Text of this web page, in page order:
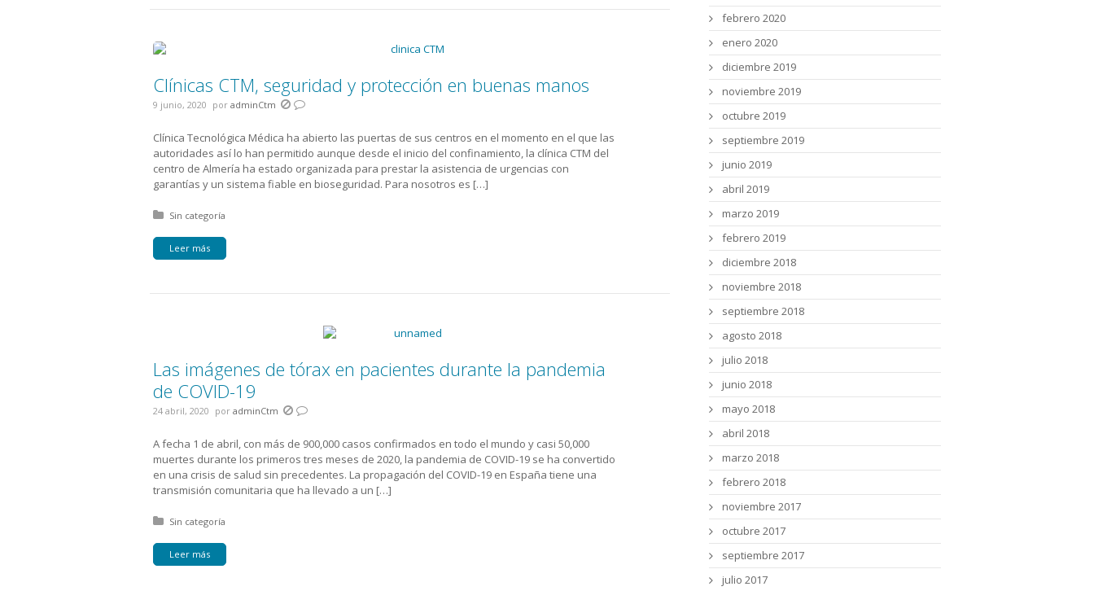
Clínicas CTM, seguridad y protección en buenas manos
9 junio, 2020 por adminCtm
Clínica Tecnológica Médica ha abierto las puertas de sus centros en el momento en el que las
autoridades así lo han permitido aunque desde el inicio del confinamiento, la clínica CTM del
centro de Almería ha estado organizada para prestar la asistencia de urgencias con
garantías y un sistema fiable en bioseguridad. Para nosotros es […]
Posted in:
Sin categoría
Leer más
Las imágenes de tórax en pacientes durante la pandemia
de COVID-19
24 abril, 2020 por adminCtm
A fecha 1 de abril, con más de 900,000 casos confirmados en todo el mundo y casi 50,000
muertes durante los primeros tres meses de 2020, la pandemia de COVID-19 se ha convertido
en una crisis de salud sin precedentes. La propagación del COVID-19 en España tiene una
transmisión comunitaria que ha llevado a un […]
Posted in:
Sin categoría
Leer más
febrero 2020
enero 2020
diciembre 2019
noviembre 2019
octubre 2019
septiembre 2019
junio 2019
abril 2019
marzo 2019
febrero 2019
diciembre 2018
noviembre 2018
septiembre 2018
agosto 2018
julio 2018
junio 2018
mayo 2018
abril 2018
marzo 2018
febrero 2018
noviembre 2017
octubre 2017
septiembre 2017
julio 2017